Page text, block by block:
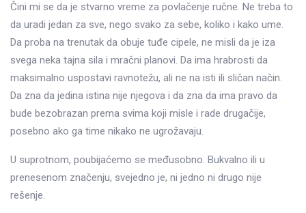
Čini mi se da je stvarno vreme za povlačenje ručne. Ne treba to
da uradi jedan za sve, nego svako za sebe, koliko i kako ume.
Da proba na trenutak da obuje tuđe cipele, ne misli da je iza
svega neka tajna sila i mračni planovi. Da ima hrabrosti da
maksimalno uspostavi ravnotežu, ali ne na isti ili sličan način.
Da zna da jedina istina nije njegova i da zna da ima pravo da
bude bezobrazan prema svima koji misle i rade drugačije,
posebno ako ga time nikako ne ugrožavaju.
U suprotnom, poubijaćemo se međusobno. Bukvalno ili u
prenesenom značenju, svejedno je, ni jedno ni drugo nije
rešenje.